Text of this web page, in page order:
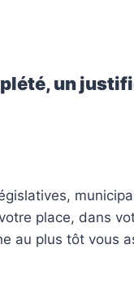
un
place, dans
au plus tôt vous